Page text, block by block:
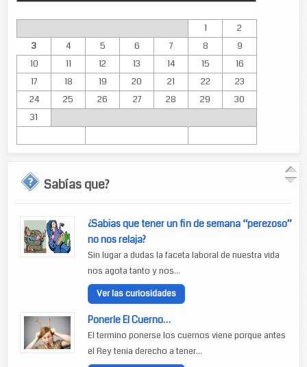
1
2
3
4 5 6 7 8
9
10
11 12 13 14 15
16
17
18 19 20 21 22
23
24
25 26 27 28 29
30
31
Sabías que?
¿Sabias que tener un fin de semana “perezoso”
no nos relaja?
Sin lugar a dudas la faceta laboral de nuestra vida
nos agota tanto y nos...
Ver las curiosidades
Ponerle El Cuerno…
El termino ponerse los cuernos viene porque antes
el Rey tenia derecho a tener...